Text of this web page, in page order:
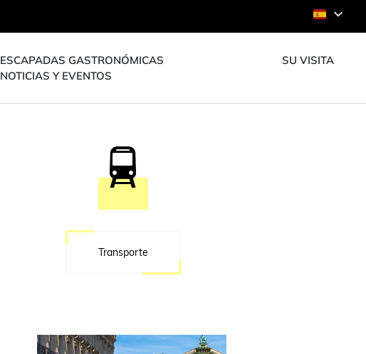
ESCAPADAS GASTRONÓMICAS
SU VISITA
NOTICIAS Y EVENTOS
Transporte